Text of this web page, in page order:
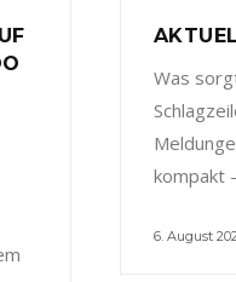
Was
kompakt
6. August